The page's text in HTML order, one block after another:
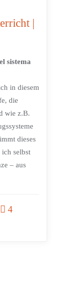
|
sistema
in diesem
die
wie z.B.
dieses
selbst
– aus
4